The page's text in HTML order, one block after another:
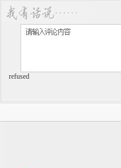
refused